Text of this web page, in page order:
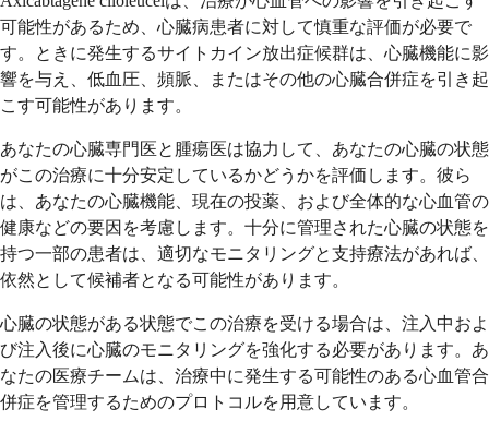
可能性があるため、心臓病患者に対して慎重な評価が必要で
す。ときに発生するサイトカイン放出症候群は、心臓機能に影
響を与え、低血圧、頻脈、またはその他の心臓合併症を引き起
こす可能性があります。
あなたの心臓専門医と腫瘍医は協力して、あなたの心臓の状態
がこの治療に十分安定しているかどうかを評価します。彼ら
は、あなたの心臓機能、現在の投薬、および全体的な心血管の
健康などの要因を考慮します。十分に管理された心臓の状態を
持つ一部の患者は、適切なモニタリングと支持療法があれば、
依然として候補者となる可能性があります。
心臓の状態がある状態でこの治療を受ける場合は、注入中およ
び注入後に心臓のモニタリングを強化する必要があります。あ
なたの医療チームは、治療中に発生する可能性のある心血管合
併症を管理するためのプロトコルを用意しています。